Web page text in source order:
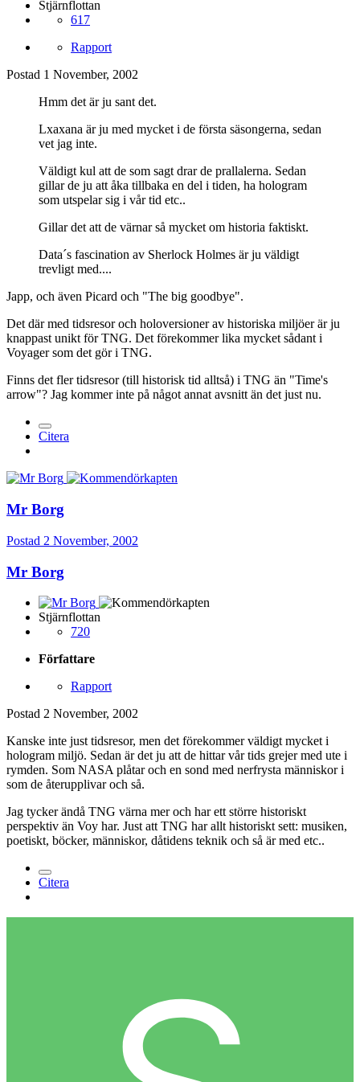
Stjärnflottan
617
Rapport
Postad 1 November, 2002
Hmm det är ju sant det.
Lxaxana är ju med mycket i de första säsongerna, sedan
vet jag inte.
Väldigt kul att de som sagt drar de prallalerna. Sedan
gillar de ju att åka tillbaka en del i tiden, ha hologram
som utspelar sig i vår tid etc..
Gillar det att de värnar så mycket om historia faktiskt.
Data´s fascination av Sherlock Holmes är ju väldigt
trevligt med....
Japp, och även Picard och "The big goodbye".
Det där med tidsresor och holoversioner av historiska miljöer är ju
knappast unikt för TNG. Det förekommer lika mycket sådant i
Voyager som det gör i TNG.
Finns det fler tidsresor (till historisk tid alltså) i TNG än "Time's
arrow"? Jag kommer inte på något annat avsnitt än det just nu.
Citera
Mr Borg
Postad 2 November, 2002
Mr Borg
Stjärnflottan
720
Författare
Rapport
Postad 2 November, 2002
Kanske inte just tidsresor, men det förekommer väldigt mycket i
hologram miljö. Sedan är det ju att de hittar vår tids grejer med ute i
rymden. Som NASA plåtar och en sond med nerfrysta människor i
som de återupplivar och så.
Jag tycker ändå TNG värna mer och har ett större historiskt
perspektiv än Voy har. Just att TNG har allt historiskt sett: musiken,
poetiskt, böcker, människor, dåtidens teknik och så är med etc..
Citera